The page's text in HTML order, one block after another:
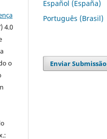
4.0
o
Español (España)
Português (Brasil)
Enviar Submissão